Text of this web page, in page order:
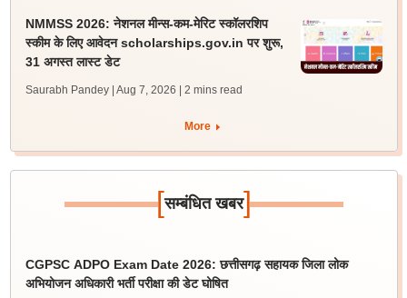
NMMSS 2026: नेशनल मीन्स-कम-मेरिट स्कॉलरशिप
स्कीम के लिए आवेदन scholarships.gov.in पर शुरू,
31 अगस्त लास्ट डेट
Saurabh Pandey | Aug 7, 2026 | 2 mins read
More
[सम्बंधित खबर]
CGPSC ADPO Exam Date 2026: छत्तीसगढ़ सहायक जिला लोक
अभियोजन अधिकारी भर्ती परीक्षा की डेट घोषित